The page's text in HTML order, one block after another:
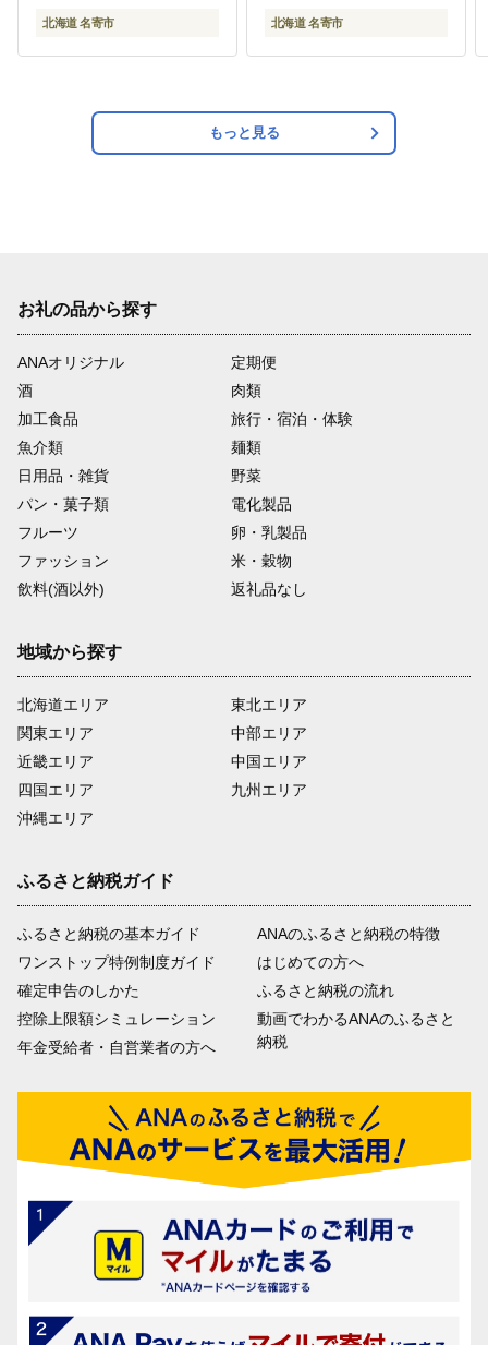
nayoro_loc_31_5k_hp---
北海道 名寄市
もろこし 極甘 スイート
シュ 」 特大 北海道20～
朝採れ 真空予冷 冷蔵 高
糖度 トウモロコシ ギフ
ト お中元 野菜 コー
北海道 名寄市
もっと見る
お礼の品から探す
ANAオリジナル
定期便
酒
肉類
加工食品
旅行・宿泊・体験
魚介類
麺類
日用品・雑貨
野菜
パン・菓子類
電化製品
フルーツ
卵・乳製品
ファッション
米・穀物
飲料(酒以外)
返礼品なし
地域から探す
北海道エリア
関東エリア
近畿エリア
四国エリア
沖縄エリア
東北エリア
中部エリア
中国エリア
九州エリア
ふるさと納税ガイド
ふるさと納税の基本ガイド
ワンストップ特例制度ガイド
確定申告のしかた
控除上限額シミュレーション
年金受給者・自営業者の方へ
ANAのふるさと納税の特徴
はじめての方へ
ふるさと納税の流れ
動画でわかるANAのふるさと
納税